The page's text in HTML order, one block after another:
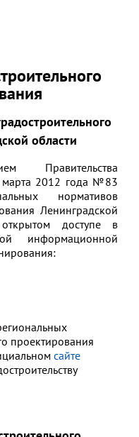
области
Правительства
марта 2012 года №83
нормативов
Ленинградской
доступе в
информационной
проектирования
сайте